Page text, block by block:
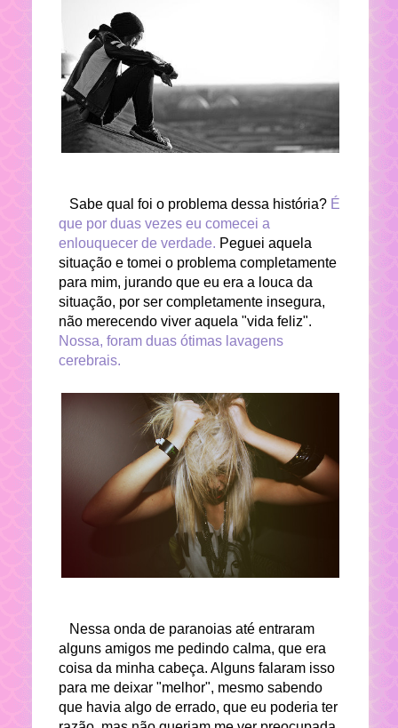
Sabe qual foi o problema dessa história?É
que por duas vezes eu comecei a
enlouquecer de verdade. Peguei aquela
situação e tomei o problema completamente
para mim, jurando que eu era a louca da
situação, por ser completamente insegura,
não merecendo viver aquela "vida feliz".
Nossa, foram duas ótimas lavagens
cerebrais.
Nessa onda de paranoias até entraram
alguns amigos me pedindo calma, que era
coisa da minha cabeça. Alguns falaram isso
para me deixar "melhor", mesmo sabendo
que havia algo de errado, que eu poderia ter